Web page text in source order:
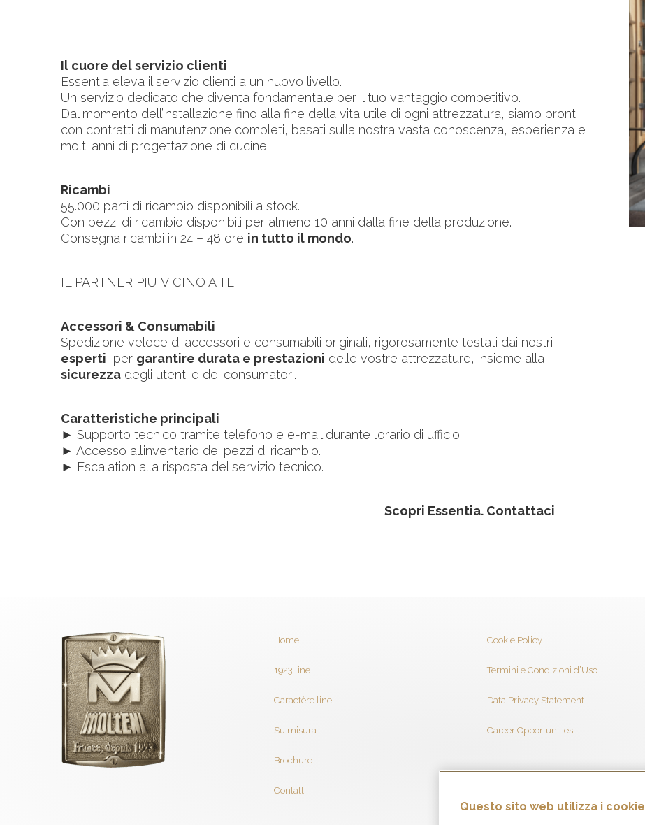
Il cuore del servizio clienti
Essentia eleva il servizio clienti a un nuovo livello.
Un servizio dedicato che diventa fondamentale per il tuo vantaggio competitivo.
Dal momento dell’installazione fino alla fine della vita utile di ogni attrezzatura, siamo pronti
con contratti di manutenzione completi, basati sulla nostra vasta conoscenza, esperienza e
molti anni di progettazione di cucine.
Ricambi
55.000 parti di ricambio disponibili a stock.
Con pezzi di ricambio disponibili per almeno 10 anni dalla fine della produzione.
Consegna ricambi in 24 – 48 ore in tutto il mondo.
IL PARTNER PIU’ VICINO A TE
Accessori & Consumabili
Spedizione veloce di accessori e consumabili originali, rigorosamente testati dai nostri
esperti, per garantire durata e prestazioni delle vostre attrezzature, insieme alla
sicurezza degli utenti e dei consumatori.
Caratteristiche principali
► Supporto tecnico tramite telefono e e-mail durante l’orario di ufficio.
► Accesso all’inventario dei pezzi di ricambio.
► Escalation alla risposta del servizio tecnico.
Scopri Essentia. Contattaci
Home
1923 line
Caractère line
Su misura
Brochure
Contatti
Cookie Policy
Termini e Condizioni d’Uso
Data Privacy Statement
Career Opportunities
Questo sito web utilizza i cookie